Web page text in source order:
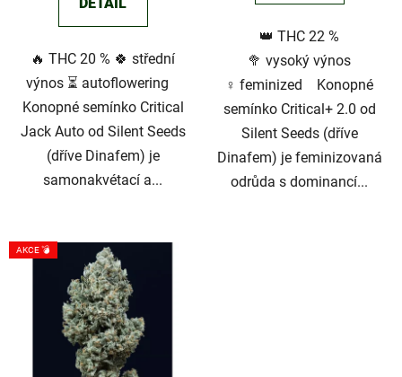
🔥 THC 20 % 🍀 střední
výnos ⏳ autoflowering
Konopné semínko Critical
Jack Auto od Silent Seeds
(dříve Dinafem) je
samonakvétací a...
👑 THC 22 %
🥦 vysoký výnos
♀️ feminized Konopné
semínko Critical+ 2.0 od
Silent Seeds (dříve
Dinafem) je feminizovaná
odrůda s dominancí...
AKCE 💣